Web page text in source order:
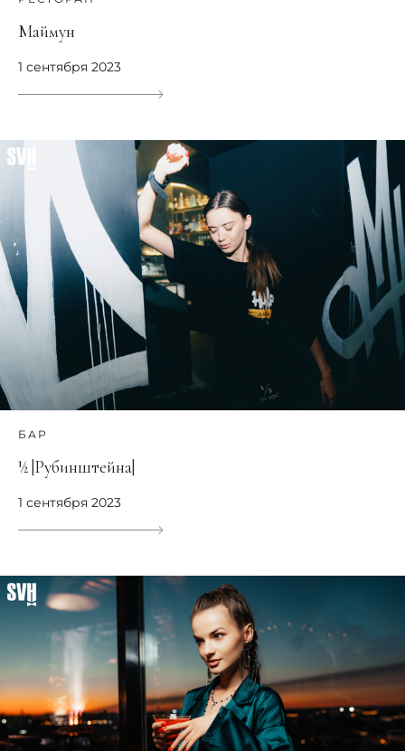
Маймун
1 сентября 2023
БАР
½ |Рубинштейна|
1 сентября 2023